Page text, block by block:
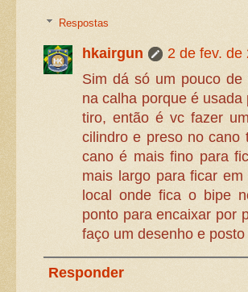
Respostas
hkairgun
2 de fev. de
Sim dá só um pouco
na calha porque é
tiro, então é vc fazer
cilindro e preso no cano
cano é mais fino para
mais largo para ficar
local onde fica o bipe
ponto para encaixar por
faço um desenho e
Responder